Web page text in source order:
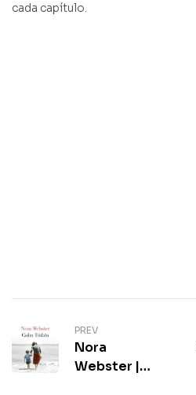
cada capítulo.
PREV
Nora
Webster |